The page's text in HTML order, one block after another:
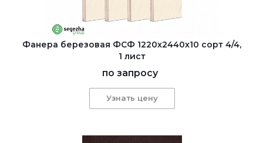
Фанера березовая ФСФ 1220x2440x10 сорт 4/4,
1 лист
по запросу
Узнать цену